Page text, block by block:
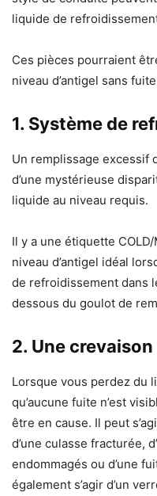
liquide de
Ces pièces pourraient
niveau d’antigel sans
1. Système de
Un remplissage excessif
d’une mystérieuse
liquide au niveau requis.
Il y a une étiquette
niveau d’antigel idéal
de refroidissement dans
dessous du goulot de
2. Une
Lorsque vous perdez du
qu’aucune fuite n’est
être en cause. Il peut
d’une culasse fracturée,
endommagés ou d’une
également s’agir d’un